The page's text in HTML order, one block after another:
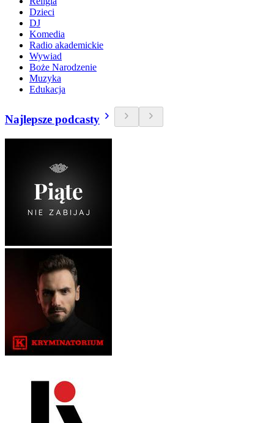
Dzieci
DJ
Komedia
Radio akademickie
Wywiad
Boże Narodzenie
Muzyka
Edukacja
Najlepsze podcasty